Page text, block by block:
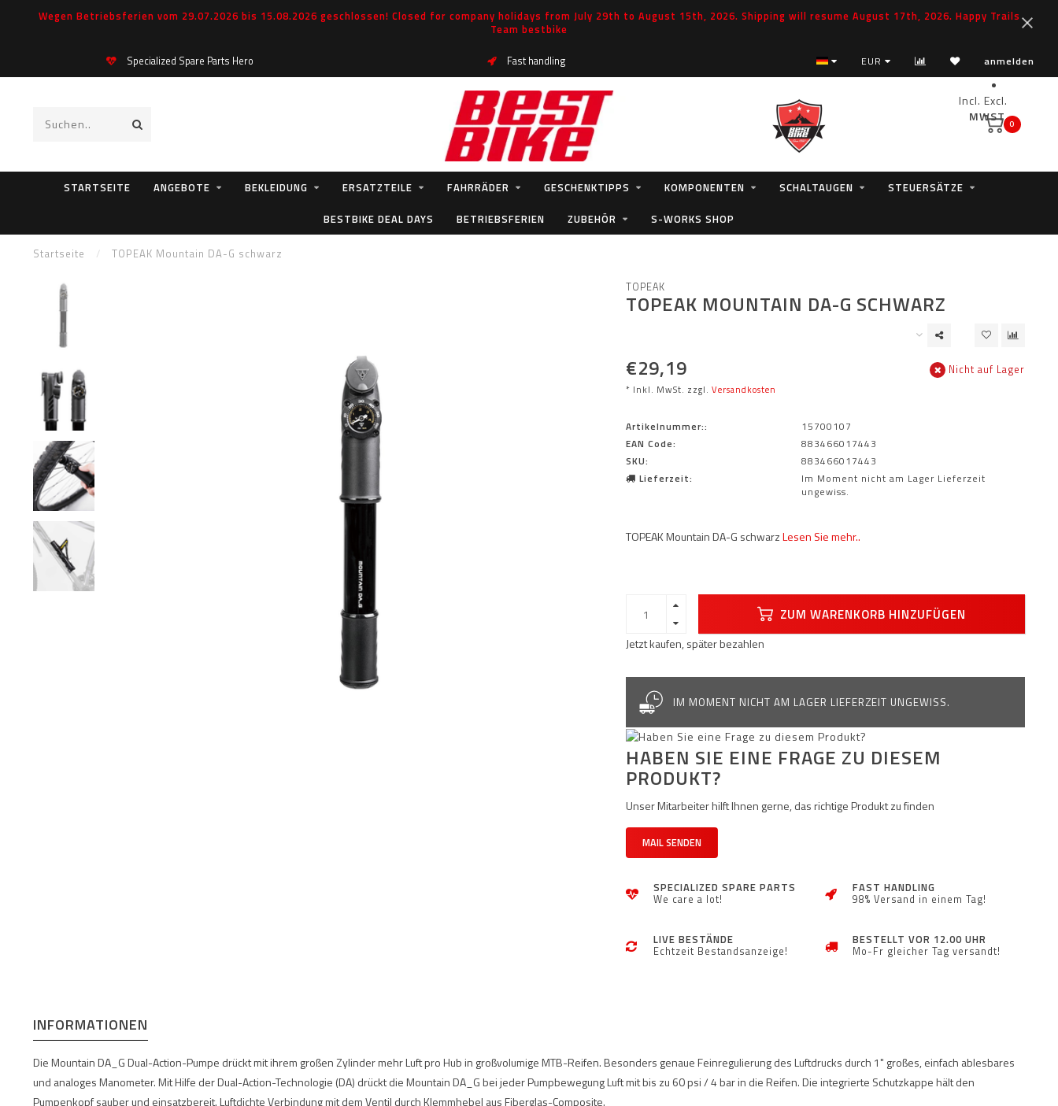
Wegen Betriebsferien vom 29.07.2026 bis 15.08.2026 geschlossen! Closed for company holidays from July 29th to August 15th, 2026. Shipping will resume August 17th, 2026. Happy Trails
Team bestbike
Specialized Spare Parts Hero Fast handling EUR anmelden
Incl. Excl.
MWST.0
STARTSEITE ANGEBOTE BEKLEIDUNG ERSATZTEILE FAHRRÄDER GESCHENKTIPPS KOMPONENTEN SCHALTAUGEN
STEUERSÄTZE
BESTBIKE DEAL DAYS
BETRIEBSFERIEN ZUBEHÖR S-WORKS SHOP
Startseite / TOPEAK Mountain DA-G schwarz
TOPEAK
TOPEAK MOUNTAIN DA-G SCHWARZ
€29,19
* Inkl. MwSt. zzgl. Versandkosten
Nicht auf Lager
Artikelnummer::
15700107
EAN Code:
883466017443
SKU:
883466017443
Lieferzeit:
Im Moment nicht am Lager Lieferzeit
ungewiss.
TOPEAK Mountain DA-G schwarzLesen Sie mehr..
ZUM WARENKORB HINZUFÜGEN
Jetzt kaufen, später bezahlen
IM MOMENT NICHT AM LAGER LIEFERZEIT UNGEWISS.
HABEN SIE EINE FRAGE ZU DIESEM
PRODUKT?
Unser Mitarbeiter hilft Ihnen gerne, das richtige Produkt zu finden
MAIL SENDEN
SPECIALIZED SPARE PARTS
We care a lot!
FAST HANDLING
98% Versand in einem Tag!
LIVE BESTÄNDE
Echtzeit Bestandsanzeige!
BESTELLT VOR 12.00 UHR
Mo-Fr gleicher Tag versandt!
INFORMATIONEN
Die Mountain DA_G Dual-Action-Pumpe drückt mit ihrem großen Zylinder mehr Luft pro Hub in großvolumige MTB-Reifen. Besonders genaue Feinregulierung des Luftdrucks durch 1" großes, einfach ablesbares
und analoges Manometer. Mit Hilfe der Dual-Action-Technologie (DA) drückt die Mountain DA_G bei jeder Pumpbewegung Luft mit bis zu 60 psi / 4 bar in die Reifen. Die integrierte Schutzkappe hält den
Pumpenkopf sauber und einsatzbereit. Luftdichte Verbindung mit dem Ventil durch Klemmhebel aus Fiberglas-Composite.